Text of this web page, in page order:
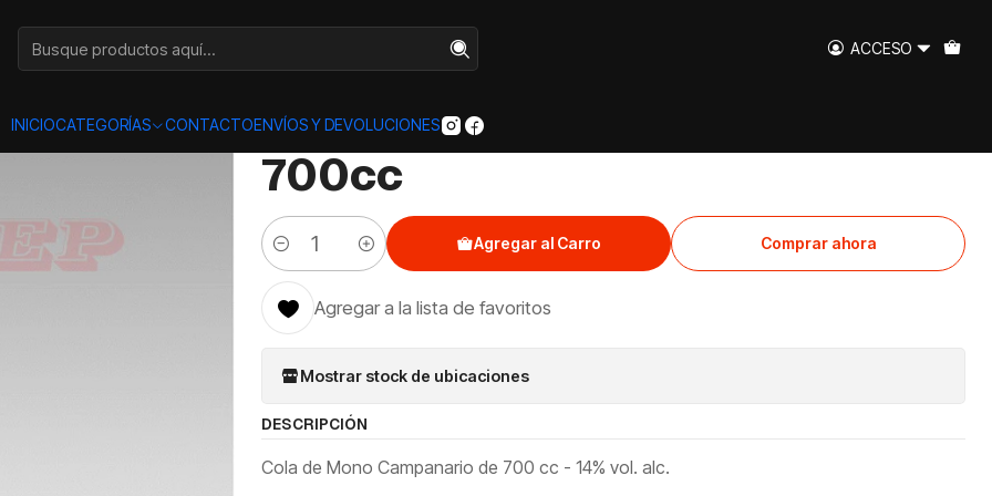
ACCESO
INICIOCATEGORÍAS CONTACTOENVÍOS Y DEVOLUCIONES
Cola de Mono Campanario
700cc
Cantidad
Agregar al Carro Comprar ahora
Agregar a la lista de favoritos
Mostrar stock de ubicaciones
DESCRIPCIÓN
Cola de Mono Campanario de 700 cc - 14% vol. alc.